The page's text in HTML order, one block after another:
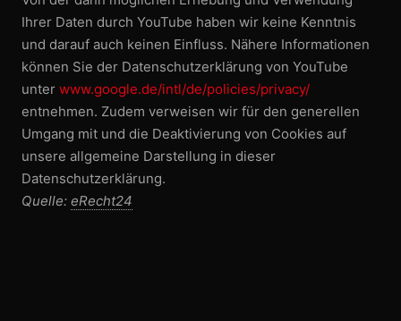
Ihrer Daten durch YouTube haben wir keine Kenntnis
und darauf auch keinen Einfluss. Nähere Informationen
können Sie der Datenschutz­erklärung von YouTube
unter www.google.de/intl/de/policies/privacy/
entnehmen. Zudem verweisen wir für den generellen
Umgang mit und die Deaktivierung von Cookies auf
unsere allgemeine Darstellung in dieser
Datenschutzerklärung.
Quelle: eRecht24